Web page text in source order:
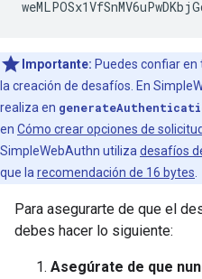
Importante: Puedes confiar en
la creación de desafíos. En
realiza en
en Cómo crear opciones de
SimpleWebAuthn utilizadesafíos
que larecomendación de 16 bytes.
Para asegurarte de que el
debes hacer lo siguiente:
Asegúrate de que